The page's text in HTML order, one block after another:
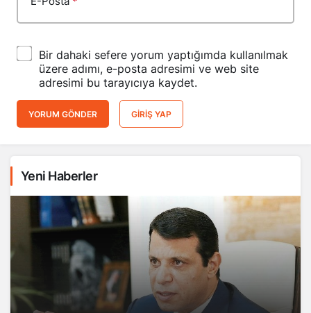
Bir dahaki sefere yorum yaptığımda kullanılmak
üzere adımı, e-posta adresimi ve web site
adresimi bu tarayıcıya kaydet.
YORUM GÖNDER GIRIŞ YAP
Yeni Haberler